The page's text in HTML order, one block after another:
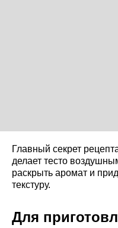
Главный секрет
делает тесто
раскрыть аромат и
текстуру.
Для